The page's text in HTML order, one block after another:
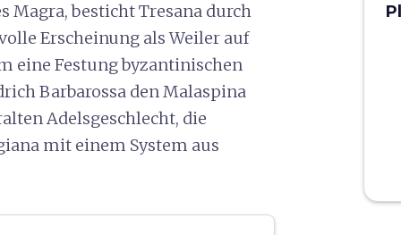
Magra, besticht Tresana durch
Erscheinung als Weiler auf
eine Festung byzantinischen
Barbarossa den Malaspina
Adelsgeschlecht, die
mit einem System aus